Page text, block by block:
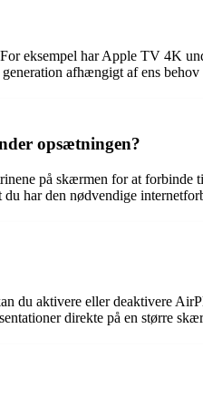
eksempel har Apple TV 4K
afhængigt af ens
opsætningen?
på skærmen for at
har den nødvendige
aktivere eller deaktivere
direkte på en større